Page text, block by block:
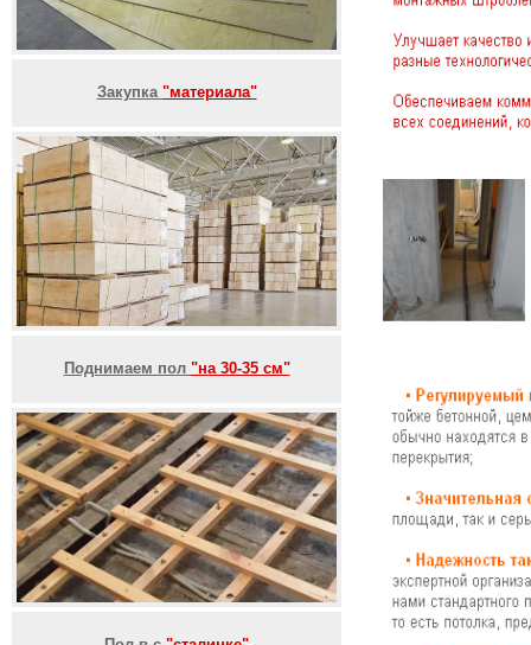
Закупка "материала"
Поднимаем пол "на 30-35 см"